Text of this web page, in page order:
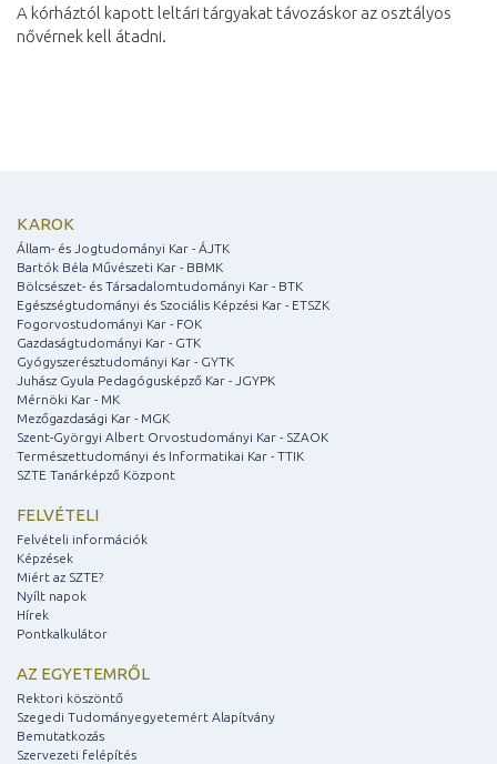
A kórháztól kapott leltári tárgyakat távozáskor az osztályos
nővérnek kell átadni.
KAROK
Állam- és Jogtudományi Kar - ÁJTK
Bartók Béla Művészeti Kar - BBMK
Bölcsészet- és Társadalomtudományi Kar - BTK
Egészségtudományi és Szociális Képzési Kar - ETSZK
Fogorvostudományi Kar - FOK
Gazdaságtudományi Kar - GTK
Gyógyszerésztudományi Kar - GYTK
Juhász Gyula Pedagógusképző Kar - JGYPK
Mérnöki Kar - MK
Mezőgazdasági Kar - MGK
Szent-Györgyi Albert Orvostudományi Kar - SZAOK
Természettudományi és Informatikai Kar - TTIK
SZTE Tanárképző Központ
FELVÉTELI
Felvételi információk
Képzések
Miért az SZTE?
Nyílt napok
Hírek
Pontkalkulátor
AZ EGYETEMRŐL
Rektori köszöntő
Szegedi Tudományegyetemért Alapítvány
Bemutatkozás
Szervezeti felépítés